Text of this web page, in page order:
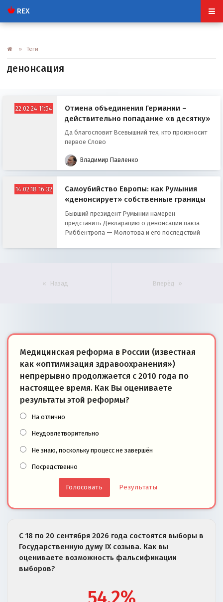
REX
» Теги
денонсация
22.02.24 11:54
Отмена объединения Германии –
действительно попадание «в десятку»
Да благословит Всевышний тех, кто произносит
первое Слово
Владимир Павленко
14.02.18 16:32
Самоубийство Европы: как Румыния
«денонсирует» собственные границы
Бывший президент Румынии намерен
представить Декларацию о денонсации пакта
Риббентропа — Молотова и его последствий
Назад Вперёд
Медицинская реформа в России (известная
как «оптимизация здравоохранения»)
непрерывно продолжается с 2010 года по
настоящее время. Как Вы оцениваете
результаты этой реформы?
На отлично
Неудовлетворительно
Не знаю, поскольку процесс не завершён
Посредственно
Результаты
С 18 по 20 сентября 2026 года состоятся выборы в
Государственную думу IX созыва. Как вы
оцениваете возможность фальсификации
выборов?